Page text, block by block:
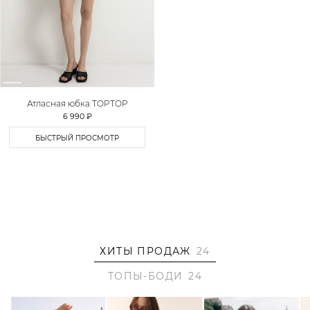
Атласная юбка TOPTOP
6 990 ₽
БЫСТРЫЙ ПРОСМОТР
ХИТЫ ПРОДАЖ 24
ТОПЫ-БОДИ
24